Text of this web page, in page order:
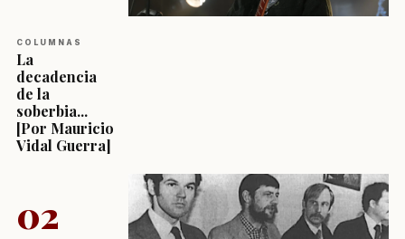
COLUMNAS
La
decadencia
de la
soberbia...
[Por Mauricio
Vidal Guerra]
02